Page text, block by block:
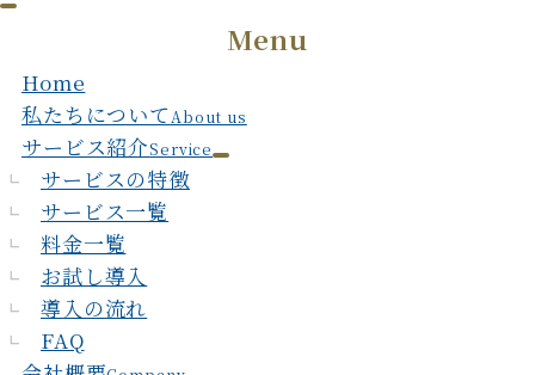
Menu
Home
私たちについてAbout us
サービス紹介Service
サービスの特徴
サービス一覧
料金一覧
お試し導入
導入の流れ
FAQ